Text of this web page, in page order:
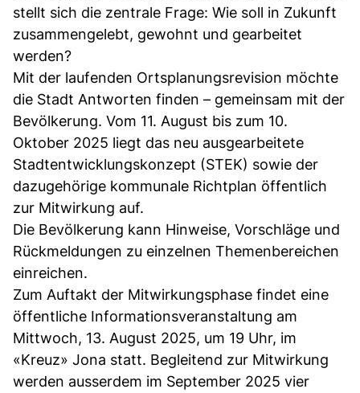
stellt sich die zentrale Frage: Wie soll in Zukunft
zusammengelebt, gewohnt und gearbeitet
werden?
Mit der laufenden Ortsplanungsrevision möchte
die Stadt Antworten finden – gemeinsam mit der
Bevölkerung. Vom 11. August bis zum 10.
Oktober 2025 liegt das neu ausgearbeitete
Stadtentwicklungskonzept (STEK) sowie der
dazugehörige kommunale Richtplan öffentlich
zur Mitwirkung auf.
Die Bevölkerung kann Hinweise, Vorschläge und
Rückmeldungen zu einzelnen Themenbereichen
einreichen.
Zum Auftakt der Mitwirkungsphase findet eine
öffentliche Informationsveranstaltung am
Mittwoch, 13. August 2025, um 19 Uhr, im
«Kreuz» Jona statt. Begleitend zur Mitwirkung
werden ausserdem im September 2025 vier